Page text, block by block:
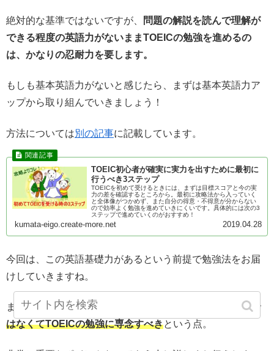
絶対的な基準ではないですが、
問題の解説を読んで理解が
できる程度の英語力がないままTOEICの勉強を進めるの
は、かなりの忍耐力を要します。
もしも基本英語力がないと感じたら、まずは基本英語力ア
ップから取り組んでいきましょう！
方法については別の記事に記載しています。
TOEIC初心者が確実に実力を出すために最初に
行うべき3ステップ
TOEICを初めて受けるときには、まずは目標スコアと今の実
力の差を確認するところから。最初に攻略法から入っていく
と全体像がつかめず、また自分の得意・不得意が分からない
ので効率よく勉強を進めていきにくいです。具体的には次の3
ステップで進めていくのがおすすめ！
kumata-eigo.create-more.net 2019.04.28
今回は、この英語基礎力があるという前提で勉強法をお届
けしていきますね。
まず最初にお伝えしたいのは、短期決戦でいくなら
英語で
はなくてTOEICの勉強に専念すべきという点。